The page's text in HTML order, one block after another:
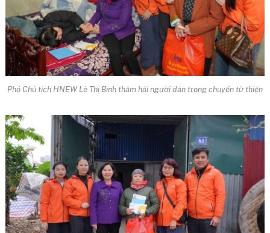
Phó Chủ tịch HNEW Lê Thị Bình thăm hỏi người dân trong chuyến từ thiện